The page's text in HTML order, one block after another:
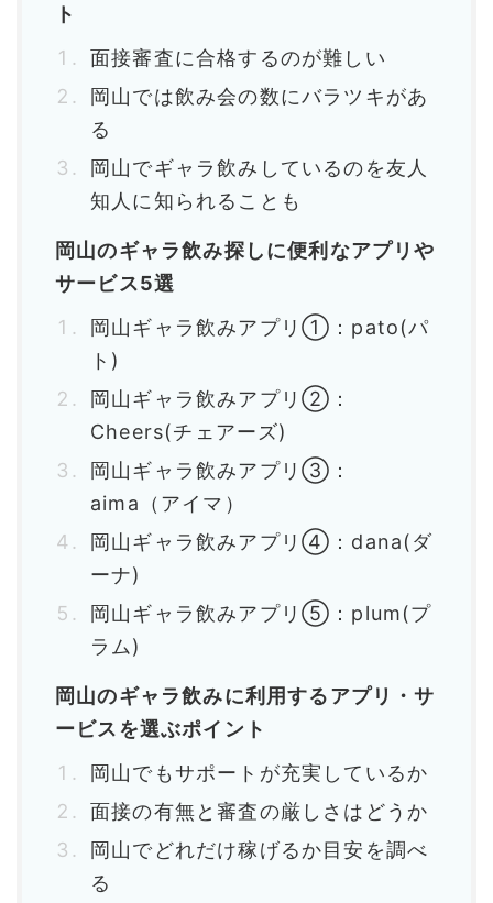
ト
面接審査に合格するのが難しい
岡山では飲み会の数にバラツキがあ
る
岡山でギャラ飲みしているのを友人
知人に知られることも
岡山のギャラ飲み探しに便利なアプリや
サービス5選
岡山ギャラ飲みアプリ①：pato(パ
ト)
岡山ギャラ飲みアプリ②：
Cheers(チェアーズ)
岡山ギャラ飲みアプリ③：
aima（アイマ）
岡山ギャラ飲みアプリ④：dana(ダ
ーナ)
岡山ギャラ飲みアプリ⑤：plum(プ
ラム)
岡山のギャラ飲みに利用するアプリ・サ
ービスを選ぶポイント
岡山でもサポートが充実しているか
面接の有無と審査の厳しさはどうか
岡山でどれだけ稼げるか目安を調べ
る